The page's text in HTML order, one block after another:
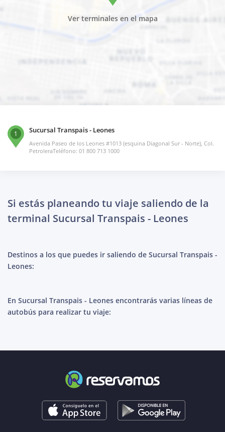
Ver terminales en el mapa
1 Sucursal Transpais - Leones
Avenida Paseo de los Leones #1013 (esquina Diagonal Sur - Norte), Col.
PetroleraTeléfono: 01 800 713 1000
Si estás planeando tu viaje saliendo de la
terminal Sucursal Transpais - Leones
Destinos a los que puedes ir saliendo de Sucursal Transpais -
Leones:
En Sucursal Transpais - Leones encontrarás varias líneas de
autobús para realizar tu viaje: